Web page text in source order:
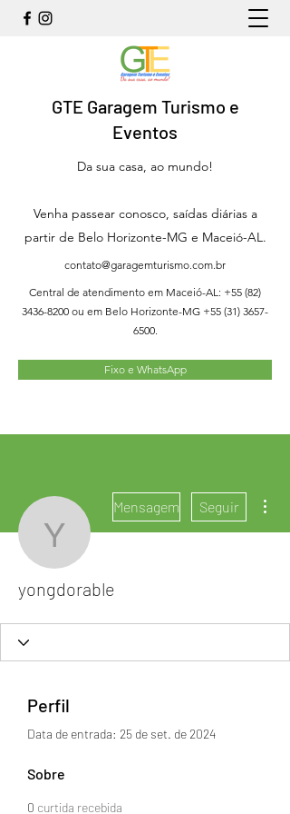
GTE Garagem Turismo e
Eventos
Da sua casa, ao mundo!
Venha passear conosco, saídas diárias a
partir de Belo Horizonte-MG e Maceió-AL.
contato@garagemturismo.com.br
Central de atendimento em Maceió-AL: +55 (82)
3436-8200 ou em Belo Horizonte-MG +55 (31) 3657-
6500.
Fixo e WhatsApp
yongdorable
Mensagem Seguir
yongdorable
Perfil
Data de entrada: 25 de set. de 2024
Sobre
0 curtida recebida